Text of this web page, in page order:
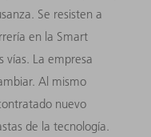
Se resisten a
en la Smart
vías. La empresa
Al mismo
nuevo
de la tecnología.